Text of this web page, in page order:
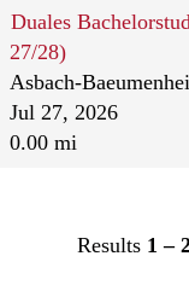
Duales
27/28)
Asbach-
Jul 27, 2026
0.00 mi
Results 1 –